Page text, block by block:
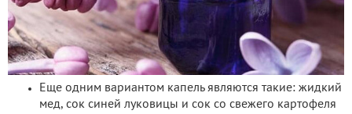
Еще одним вариантом капель являются такие: жидкий
мед, сок синей луковицы и сок со свежего картофеля